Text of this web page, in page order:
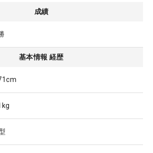
成績
基本情報 経歴